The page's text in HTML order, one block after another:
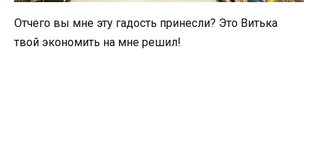
Отчего вы мне эту гадость принесли? Это Витька
твой экономить на мне решил!